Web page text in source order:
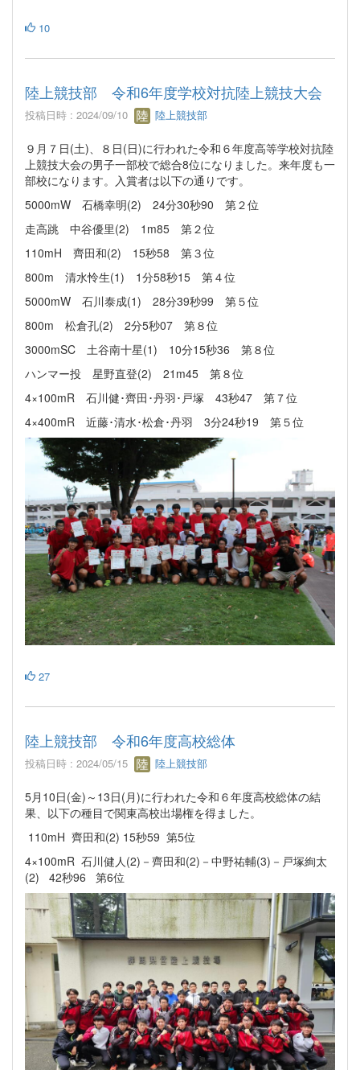
10
陸上競技部 令和6年度学校対抗陸上競技大会
投稿日時 : 2024/09/10 陸上競技部
９月７日(土)、８日(日)に行われた令和６年度高等学校対抗陸
上競技大会の男子一部校で総合8位になりました。来年度も一
部校になります。入賞者は以下の通りです。
5000mW 石橋幸明(2) 24分30秒90 第２位
走高跳 中谷優里(2) 1m85 第２位
110mH 齊田和(2) 15秒58 第３位
800m 清水怜生(1) 1分58秒15 第４位
5000mW 石川泰成(1) 28分39秒99 第５位
800m 松倉孔(2) 2分5秒07 第８位
3000mSC 土谷南十星(1) 10分15秒36 第８位
ハンマー投 星野直登(2) 21m45 第８位
4×100mR 石川健･齊田･丹羽･戸塚 43秒47 第７位
4×400mR 近藤･清水･松倉･丹羽 3分24秒19 第５位
27
陸上競技部 令和6年度高校総体
投稿日時 : 2024/05/15 陸上競技部
5月10日(金)～13日(月)に行われた令和６年度高校総体の結
果、以下の種目で関東高校出場権を得ました。
110mH 齊田和(2) 15秒59 第5位
4×100mR 石川健人(2)－齊田和(2)－中野祐輔(3)－戸塚絢太
(2) 42秒96 第6位